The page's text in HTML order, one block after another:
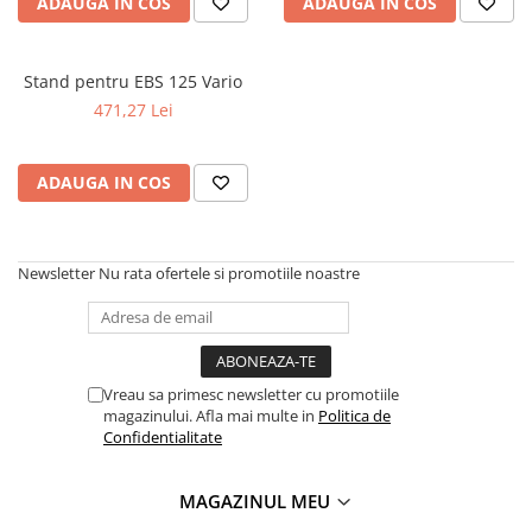
Ferastraie verticale
Strunguri CNC
Strunguri cu cutie de viteze
Strunguri de precizie
Strunguri metal cu freza
Strunguri universale cu afisaj
digital
Strunguri universale cu viteza
Masini de gaurit - Vario - cu masa
Masini de gaurit cu coloana
Stand pentru EBS 125 Vario
471,27 Lei
ADAUGA IN COS
Newsletter Nu rata ofertele si promotiile noastre
Vreau sa primesc newsletter cu promotiile
magazinului. Afla mai multe in Politica de
Confidentialitate
MAGAZINUL MEU